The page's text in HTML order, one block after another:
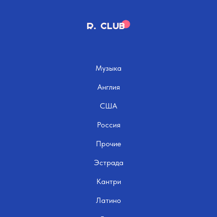
Музыка
Англия
США
Россия
Прочие
Эстрада
Кантри
Латино